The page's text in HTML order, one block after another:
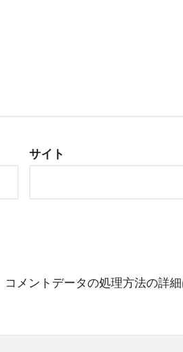
サイト
コメントデータの処理方法の詳